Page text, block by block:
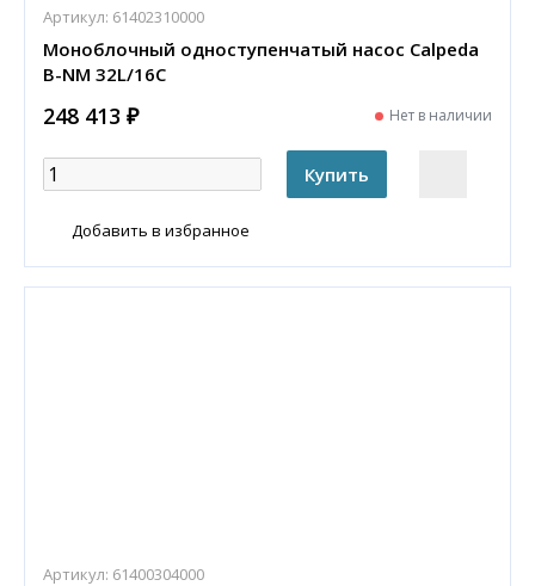
Артикул: 61402310000
Моноблочный одноступенчатый насос Calpeda
B-NM 32L/16C
248 413 ₽ Нет в наличии
Добавить в избранное
Артикул: 61400304000